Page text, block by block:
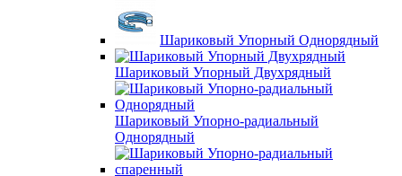
Шариковый Упорный Однорядный
Шариковый Упорный Двухрядный
Шариковый Упорно-радиальный
Однорядный